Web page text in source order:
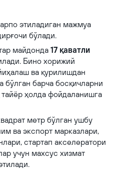
этиладиган мажмуа
бўлади.
майдонда 17 қаватли
Бино хорижий
ва қурилишдан
бўлган барча босқичларни
ҳолда фойдаланишга
метр бўлган ушбу
ва экспорт марказлари,
стартап акселератори
учун махсус хизмат